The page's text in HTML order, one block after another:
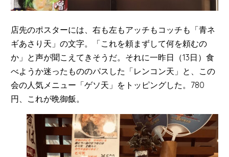
店先のポスターには、右も左もアッチもコッチも「青ネ
ギあさり天」の文字。「これを頼まずして何を頼むの
か」と声が聞こえてきそうだ。それに一昨日（13日）食
べようか迷ったもののパスした「レンコン天」と、この
会の人気メニュー「ゲソ天」をトッピングした。780
円、これが晩御飯。